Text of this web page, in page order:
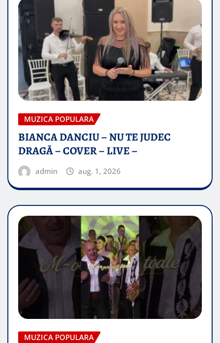
MUZICA POPULARA
BIANCA DANCIU – NU TE JUDEC
DRAGĂ – COVER – LIVE –
admin aug. 1, 2026
MUZICA POPULARA